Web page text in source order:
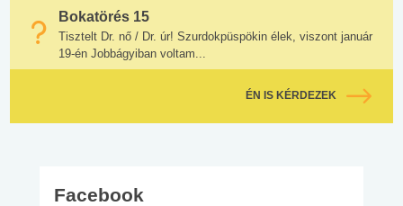
Bokatörés 15
Tisztelt Dr. nő / Dr. úr! Szurdokpüspökin élek, viszont január
19-én Jobbágyiban voltam...
ÉN IS KÉRDEZEK
Facebook